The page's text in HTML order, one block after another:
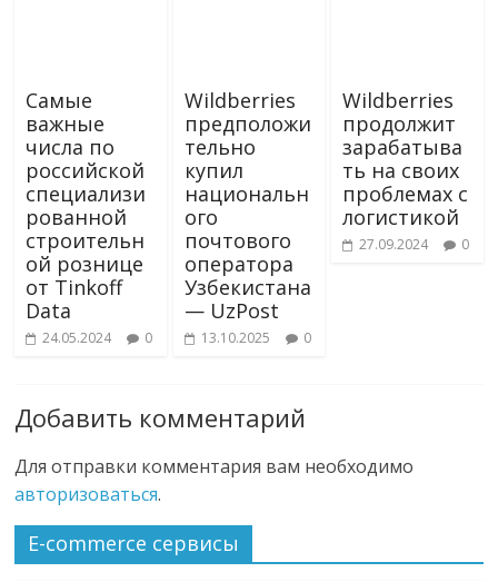
Самые
важные
числа по
российской
специализи
рованной
строительн
ой рознице
от Tinkoff
Data
24.05.2024 0
Wildberries
предположи
тельно
купил
национальн
ого
почтового
оператора
Узбекистана
— UzPost
13.10.2025 0
Wildberries
продолжит
зарабатыва
ть на своих
проблемах с
логистикой
27.09.2024 0
Добавить комментарий
Для отправки комментария вам необходимо
авторизоваться.
E-commerce сервисы